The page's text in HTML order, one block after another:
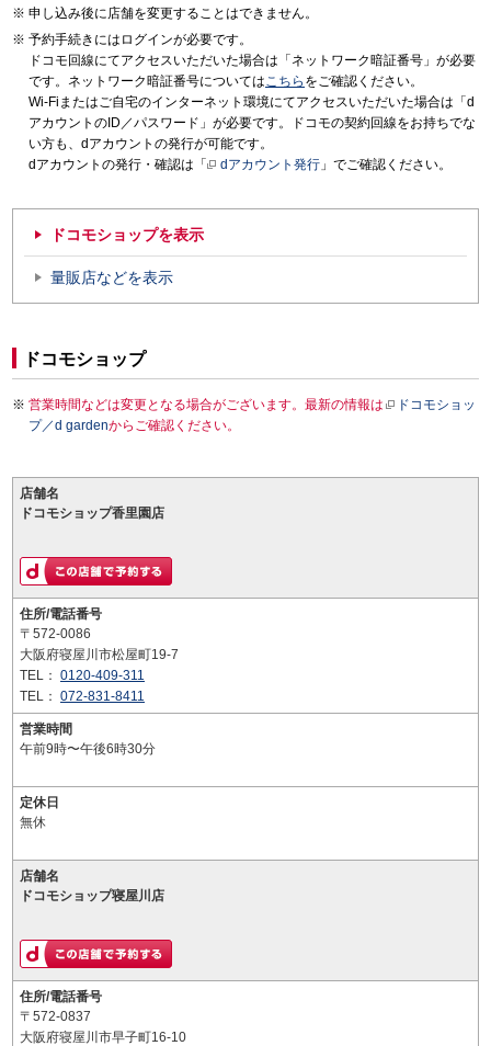
申し込み後に店舗を変更することはできません。
予約手続きにはログインが必要です。
ドコモ回線にてアクセスいただいた場合は「ネットワーク暗証番号」が必要
です。ネットワーク暗証番号についてはこちら をご確認ください。
Wi-Fiまたはご自宅のインターネット環境にてアクセスいただいた場合は「d
アカウントのID／パスワード」が必要です。ドコモの契約回線をお持ちでな
い方も、dアカウントの発行が可能です。
dアカウントの発行・確認は「
dアカウント発行 」でご確認ください。
ドコモショップを表示
量販店などを表示
ドコモショップ
営業時間などは変更となる場合がございます。最新の情報は
ドコモショッ
プ／d gardenからご確認ください。
店舗名
ドコモショップ香里園店
住所/電話番号
〒572-0086
大阪府寝屋川市松屋町19-7
TEL： 0120-409-311
TEL： 072-831-8411
営業時間
午前9時〜午後6時30分
定休日
無休
店舗名
ドコモショップ寝屋川店
住所/電話番号
〒572-0837
大阪府寝屋川市早子町16-10